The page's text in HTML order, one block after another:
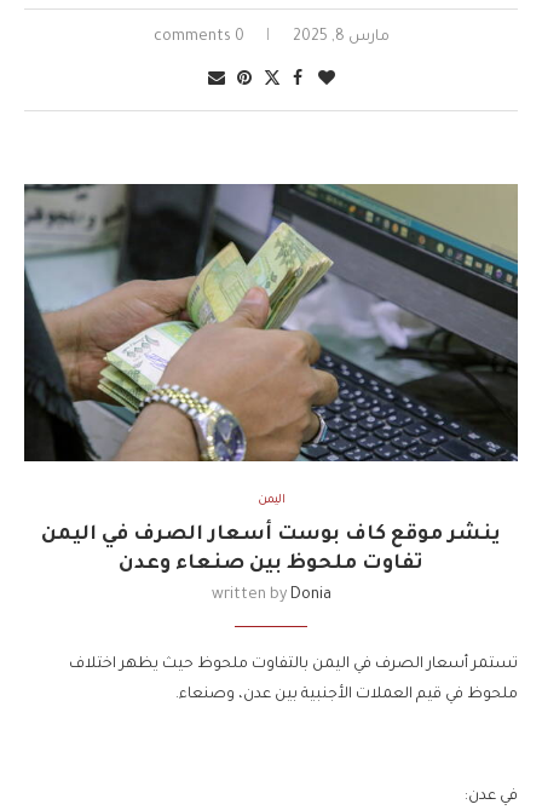
مارس 8, 2025 0 comments
اليمن
ينشر موقع كاف بوست أسعار الصرف في اليمن
تفاوت ملحوظ بين صنعاء وعدن
written by Donia
تستمر أسعار الصرف في اليمن بالتفاوت ملحوظ حيث يظهر اختلاف
ملحوظ في قيم العملات الأجنبية بين عدن، وصنعاء.
في عدن: